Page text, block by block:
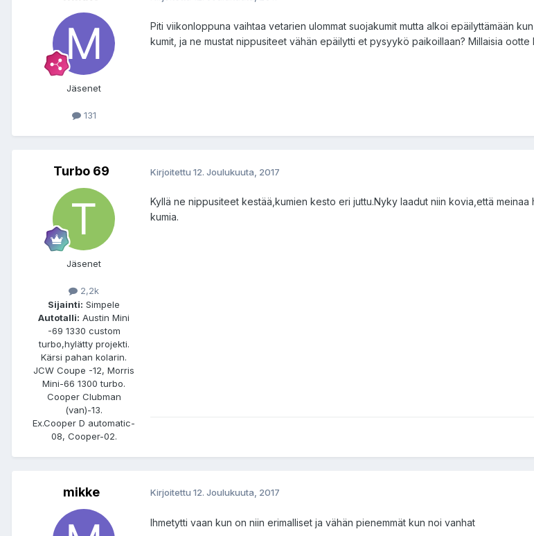
Jäsenet
131
Piti viikonloppuna vaihtaa vetarien ulommat suojakumit mutta alkoi epäilyttämään
kumit, ja ne mustat nippusiteet vähän epäilytti et pysyykö paikoillaan? Millaisia ootte
Turbo 69
Jäsenet
2,2k
Sijainti: Simpele
Autotalli: Austin Mini
-69 1330 custom
turbo,hylätty projekti.
Kärsi pahan kolarin.
JCW Coupe -12, Morris
Mini-66 1300 turbo.
Cooper Clubman
(van)-13.
Ex.Cooper D automatic-
08, Cooper-02.
Kirjoitettu 12. Joulukuuta, 2017
Kyllä ne nippusiteet kestää,kumien kesto eri juttu.Nyky laadut niin kovia,että
kumia.
mikke Kirjoitettu 12. Joulukuuta, 2017
Ihmetytti vaan kun on niin erimalliset ja vähän pienemmät kun noi vanhat